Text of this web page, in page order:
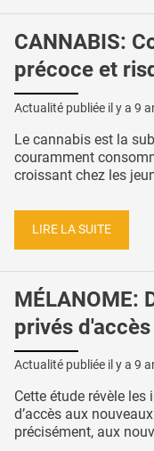
CANNABIS:
précoce et
Actualité publiée il y a 9
Le cannabis est la
couramment
croissant chez les
LIRE LA SUITE
MÉLANOME:
privés
Actualité publiée il y a 9
Cette étude révèle les
d’accès aux
précisément, aux